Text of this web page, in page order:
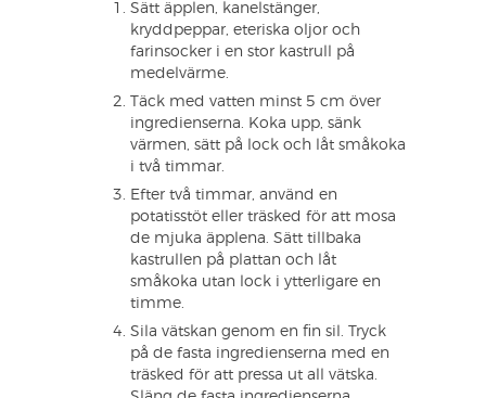
Sätt äpplen, kanelstänger,
kryddpeppar, eteriska oljor och
farinsocker i en stor kastrull på
medelvärme.
Täck med vatten minst 5 cm över
ingredienserna. Koka upp, sänk
värmen, sätt på lock och låt småkoka
i två timmar.
Efter två timmar, använd en
potatisstöt eller träsked för att mosa
de mjuka äpplena. Sätt tillbaka
kastrullen på plattan och låt
småkoka utan lock i ytterligare en
timme.
Sila vätskan genom en fin sil. Tryck
på de fasta ingredienserna med en
träsked för att pressa ut all vätska.